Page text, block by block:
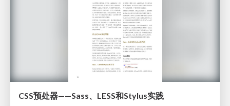
CSS预处器——Sass、LESS和Stylus实践